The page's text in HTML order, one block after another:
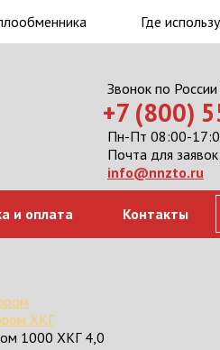
Где
Звонок по
+7 (800)
Пн-Пт 08:00-
Почта для заявок:
info@nnzto.ru
и оплата Контакты
ХКГ
1000 ХКГ 4,0